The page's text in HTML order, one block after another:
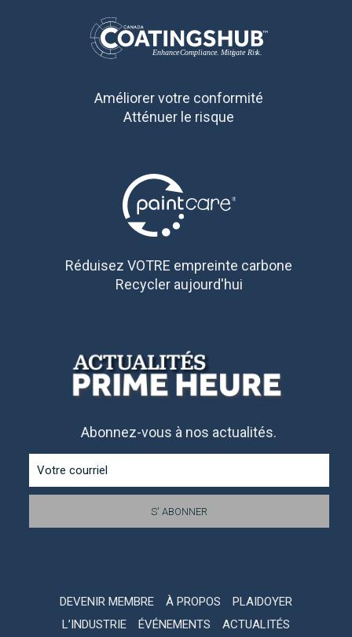
Améliorer votre conformité
Atténuer le risque
Réduisez VOTRE empreinte carbone
Recycler aujourd'hui
Abonnez-vous à nos actualités.
DEVENIR MEMBRE À PROPOS
PLAIDOYER
L’INDUSTRIE
ÉVÉNEMENTS ACTUALITÉS